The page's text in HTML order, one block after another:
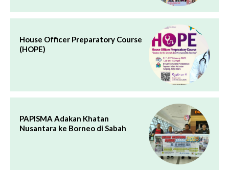
House Officer Preparatory Course
(HOPE)
PAPISMA Adakan Khatan
Nusantara ke Borneo di Sabah